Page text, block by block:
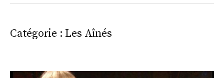
Catégorie : Les Aînés